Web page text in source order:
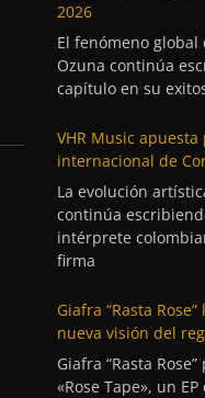
2026
El fenómeno
Ozuna continúa
capítulo en su
VHR Music
internacional de
La evolución
continúa
intérprete
firma
Giafra “Rasta
nueva visión del
Giafra “Rasta
«Rose Tape», un